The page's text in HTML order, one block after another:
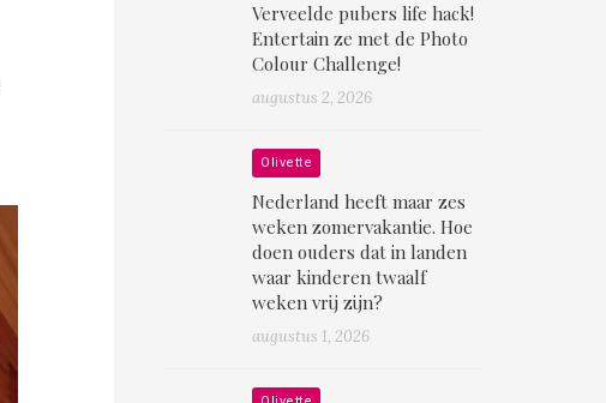
Verveelde pubers life hack!
Entertain ze met de Photo
Colour Challenge!
augustus 2, 2026
Olivette
Nederland heeft maar zes
weken zomervakantie. Hoe
doen ouders dat in landen
waar kinderen twaalf
weken vrij zijn?
augustus 1, 2026